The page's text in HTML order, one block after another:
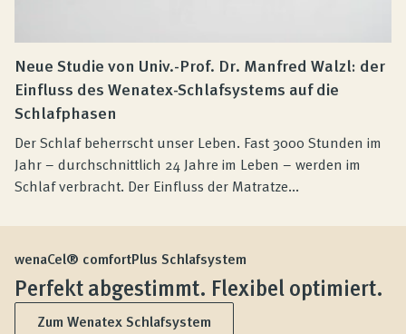
Neue Studie von Univ.-Prof. Dr. Manfred Walzl: der
Einfluss des Wenatex-Schlafsystems auf die
Schlafphasen
Der Schlaf beherrscht unser Leben. Fast 3000 Stunden im
Jahr – durchschnittlich 24 Jahre im Leben – werden im
Schlaf verbracht. Der Einfluss der Matratze...
wenaCel® comfortPlus Schlafsystem
Perfekt abgestimmt. Flexibel optimiert.
Zum Wenatex Schlafsystem